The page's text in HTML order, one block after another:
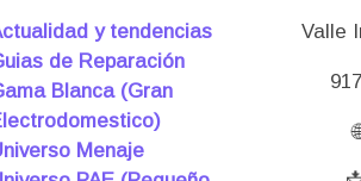
y tendencias
de Reparación
Blanca (Gran
Menaje
Valle